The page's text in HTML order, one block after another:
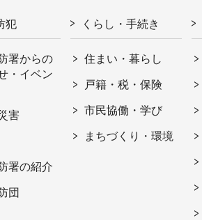
犯
署からの
・イベン
害
署の紹介
団
くらし・手続き
住まい・暮らし
戸籍・税・保険
市民協働・学び
まちづくり・環境